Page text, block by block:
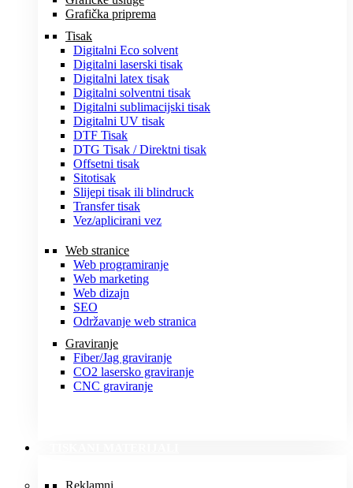
Grafička priprema
Tisak
Digitalni Eco solvent
Digitalni laserski tisak
Digitalni latex tisak
Digitalni solventni tisak
Digitalni sublimacijski tisak
Digitalni UV tisak
DTF Tisak
DTG Tisak / Direktni tisak
Offsetni tisak
Sitotisak
Slijepi tisak ili blindruck
Transfer tisak
Vez/aplicirani vez
Web stranice
Web programiranje
Web marketing
Web dizajn
SEO
Održavanje web stranica
Graviranje
Fiber/Jag graviranje
CO2 lasersko graviranje
CNC graviranje
Reklamni